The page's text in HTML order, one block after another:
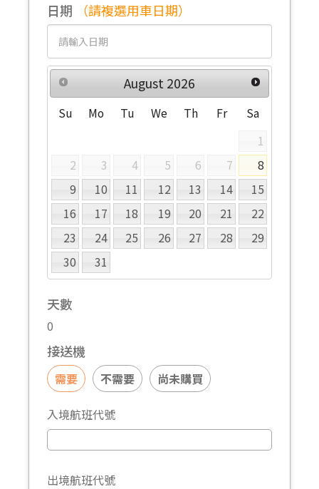
日期 （請複選用車日期）
August 2026
Su Mo Tu We Th Fr
Sa
1
2
3 4 5 6 7
8
9
10 11 12 13 14
15
16
17 18 19 20 21
22
23
24 25 26 27 28
29
30
31
天數
0
接送機
需要 不需要 尚未購買
入境航班代號
出境航班代號